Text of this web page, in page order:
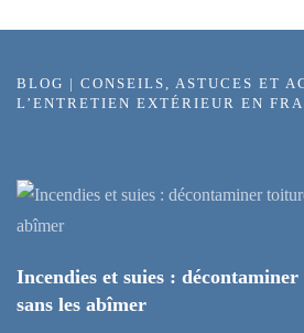
BLOG | CONSEILS, ASTUCES ET
L’ENTRETIEN EXTÉRIEUR EN
Incendies et suies :
sans les abîmer